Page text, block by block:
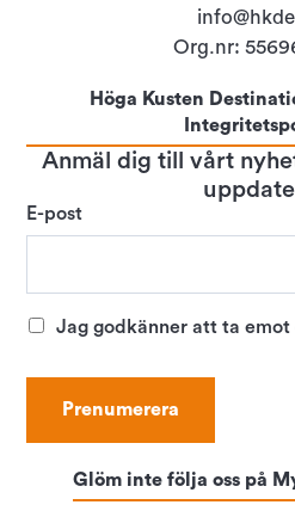
Org.nr:
Höga Kusten
Anmäl dig till vårt
E-post
Jag godkänner att ta emot
Glöm inte följa oss på